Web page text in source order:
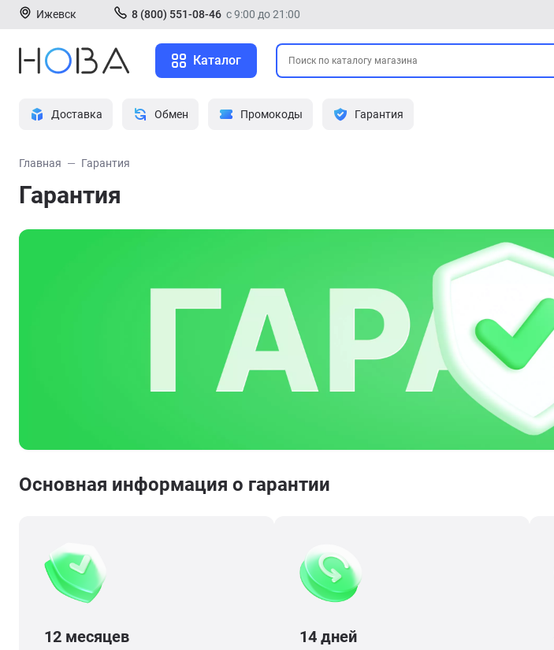
Ижевск 8 (800) 551-08-46 с 9:00 до 21:00
Каталог
Доставка Обмен Промокоды Гарантия
Главная Гарантия
Гарантия
Основная информация о гарантии
12 месяцев 14 дней